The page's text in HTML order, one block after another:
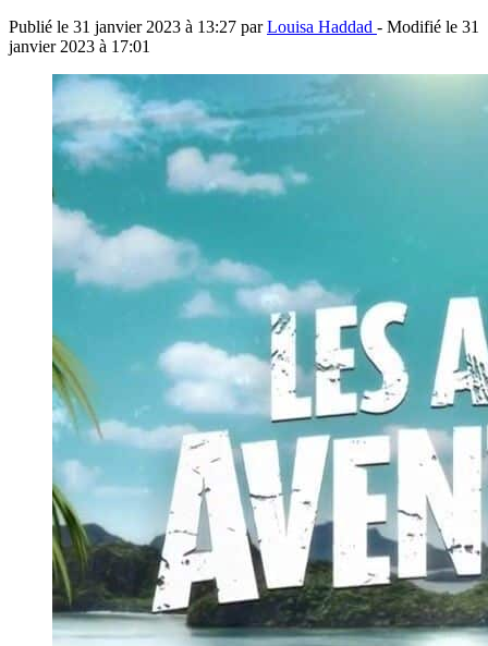
Publié le 31 janvier 2023 à 13:27 parLouisa Haddad - Modifié le 31
janvier 2023 à 17:01